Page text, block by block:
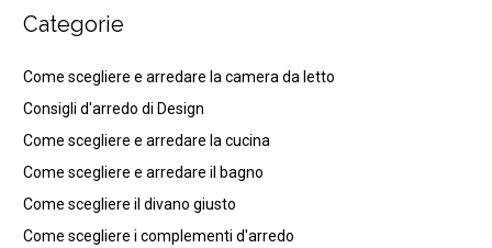
Categorie
Come scegliere e arredare la camera da letto
Consigli d'arredo di Design
Come scegliere e arredare la cucina
Come scegliere e arredare il bagno
Come scegliere il divano giusto
Come scegliere i complementi d'arredo